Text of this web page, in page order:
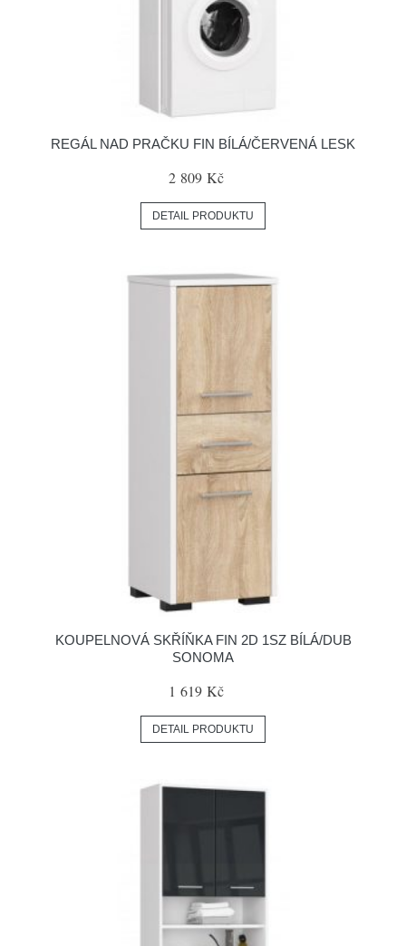
REGÁL NAD PRAČKU FIN BÍLÁ/ČERVENÁ LESK
2 809 Kč
DETAIL PRODUKTU
KOUPELNOVÁ SKŘÍŇKA FIN 2D 1SZ BÍLÁ/DUB
SONOMA
1 619 Kč
DETAIL PRODUKTU